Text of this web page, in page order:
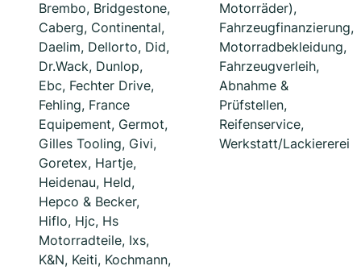
Brembo, Bridgestone,
Caberg, Continental,
Daelim, Dellorto, Did,
Dr.Wack, Dunlop,
Ebc, Fechter Drive,
Fehling, France
Equipement, Germot,
Gilles Tooling, Givi,
Goretex, Hartje,
Heidenau, Held,
Hepco & Becker,
Hiflo, Hjc, Hs
Motorradteile, Ixs,
K&N, Keiti, Kochmann,
Motorräder),
Fahrzeugfinanzierung,
Motorradbekleidung,
Fahrzeugverleih,
Abnahme &
Prüfstellen,
Reifenservice,
Werkstatt/Lackiererei